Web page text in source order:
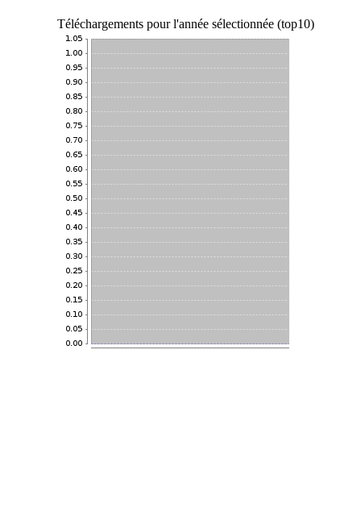
Téléchargements pour l'année sélectionnée (top10)